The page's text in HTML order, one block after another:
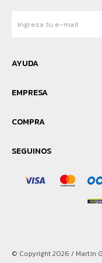
AYUDA
EMPRESA
COMPRA
SEGUINOS
© Copyright 2026 / Martín